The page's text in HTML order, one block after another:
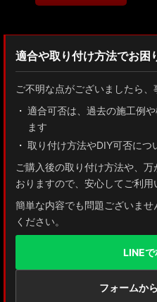
適合や取り付け方法でお困
ご不明な点がございましたら、
適合可否は、過去の施工例
ます
取り付け方法やDIY可否につ
ご購入後の取り付け方法や、
おりますので、安心してご利用
簡単な内容でも問題ございま
ください。
LINE
フォームか